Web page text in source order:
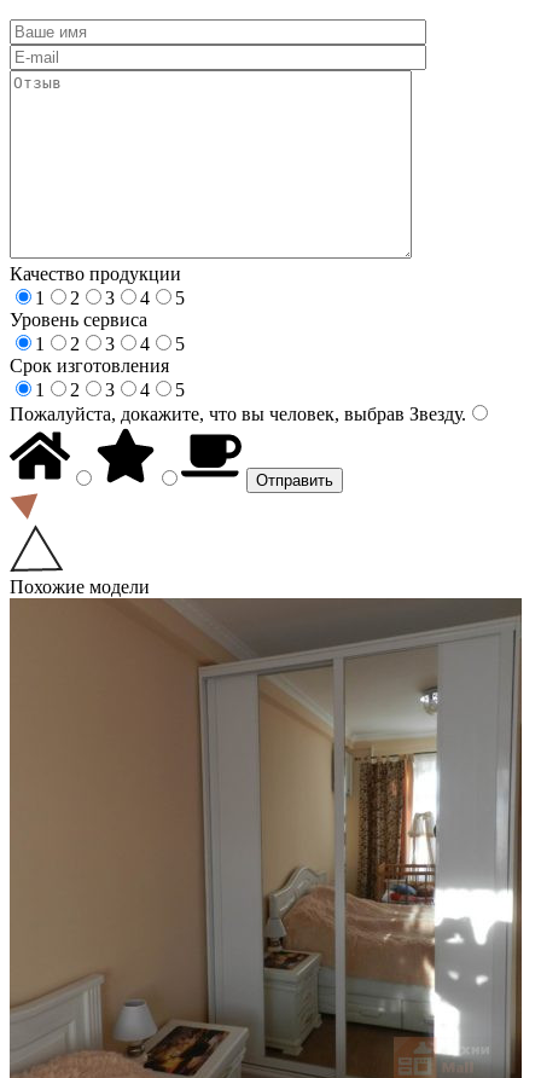
Качество продукции
1
2 3 4
5
Уровень сервиса
1
2 3 4
5
Срок изготовления
1
2 3 4
5
Пожалуйста, докажите, что вы человек, выбрав Звезду.
Похожие модели